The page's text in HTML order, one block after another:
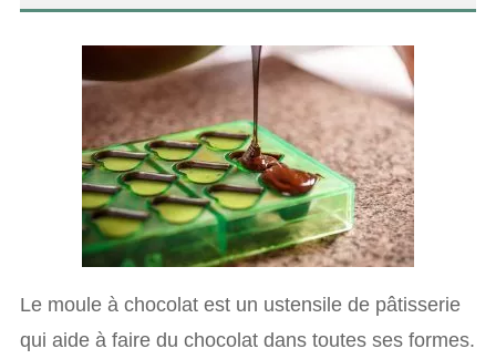
Le moule à chocolat est un ustensile de pâtisserie
qui aide à faire du chocolat dans toutes ses formes.